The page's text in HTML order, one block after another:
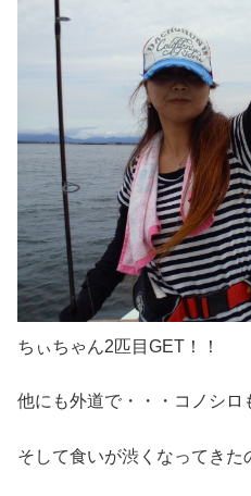
ちぃちゃん2匹目GET！！
他にも外道で・・・コノシロ
そして食いが渋くなってきた